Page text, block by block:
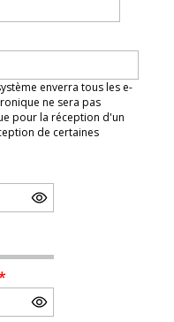
enverra tous les e-
ne sera pas
pour la réception d'un
de certaines